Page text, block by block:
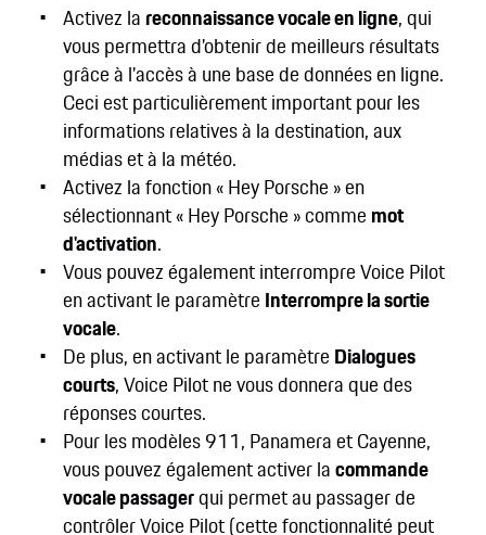
Activez lareconnaissance vocale en ligne, qui
vous permettra d'obtenir de meilleurs résultats
grâce à l'accès à une base de données en ligne.
Ceci est particulièrement important pour les
informations relatives à la destination, aux
médias et à la météo.
Activez la fonction « Hey Porsche » en
sélectionnant « Hey Porsche » comme mot
d'activation.
Vous pouvez également interrompre Voice Pilot
en activant le paramètre Interrompre la sortie
vocale.
De plus, en activant le paramètre Dialogues
courts, Voice Pilot ne vous donnera que des
réponses courtes.
Pour les modèles 911, Panamera et Cayenne,
vous pouvez également activer lacommande
vocale passagerqui permet au passager de
contrôler Voice Pilot (cette fonctionnalité peut